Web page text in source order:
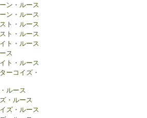
ン・ルース
ン・ルース
ト・ルース
ト・ルース
ト・ルース
ス
ト・ルース
ーコイズ・
ルース
・ルース
ズ・ルース